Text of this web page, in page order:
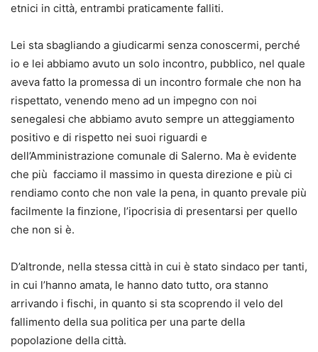
etnici in città, entrambi praticamente falliti.
Lei sta sbagliando a giudicarmi senza conoscermi, perché
io e lei abbiamo avuto un solo incontro, pubblico, nel quale
aveva fatto la promessa di un incontro formale che non ha
rispettato, venendo meno ad un impegno con noi
senegalesi che abbiamo avuto sempre un atteggiamento
positivo e di rispetto nei suoi riguardi e
dell’Amministrazione comunale di Salerno. Ma è evidente
che più facciamo il massimo in questa direzione e più ci
rendiamo conto che non vale la pena, in quanto prevale più
facilmente la finzione, l’ipocrisia di presentarsi per quello
che non si è.
D’altronde, nella stessa città in cui è stato sindaco per tanti,
in cui l’hanno amata, le hanno dato tutto, ora stanno
arrivando i fischi, in quanto si sta scoprendo il velo del
fallimento della sua politica per una parte della
popolazione della città.